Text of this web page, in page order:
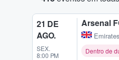
21 DE
AGO.
SEX.
8:00 PM
Arsenal
Dentro de